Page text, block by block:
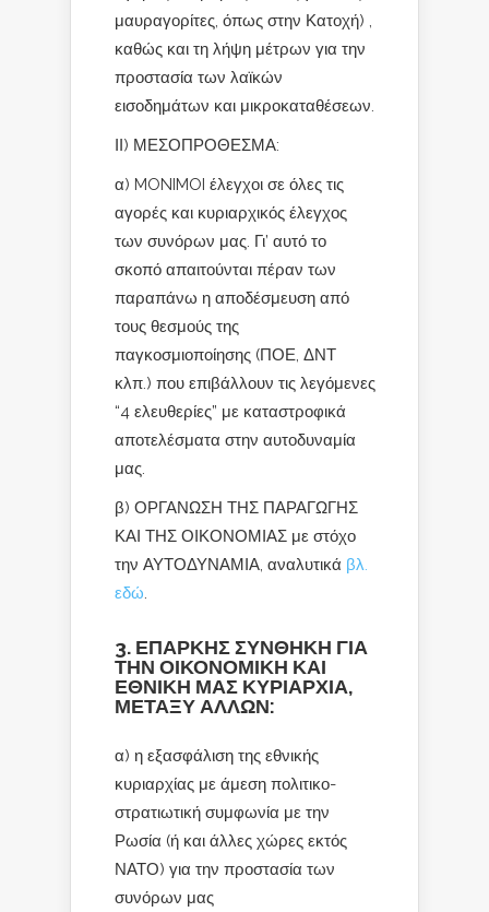
μαυραγορίτες, όπως στην Κατοχή) ,
καθώς και τη λήψη μέτρων για την
προστασία των λαϊκών
εισοδημάτων και μικροκαταθέσεων.
ΙΙ) ΜΕΣΟΠΡΟΘΕΣΜΑ:
α) MONIMOI έλεγχοι σε όλες τις
αγορές και κυριαρχικός έλεγχος
των συνόρων μας. Γι’ αυτό το
σκοπό απαιτούνται πέραν των
παραπάνω η αποδέσμευση από
τους θεσμούς της
παγκοσμιοποίησης (ΠΟΕ, ΔΝΤ
κλπ.) που επιβάλλουν τις λεγόμενες
“4 ελευθερίες” με καταστροφικά
αποτελέσματα στην αυτοδυναμία
μας.
β) ΟΡΓΑΝΩΣΗ ΤΗΣ ΠΑΡΑΓΩΓΗΣ
ΚΑΙ ΤΗΣ ΟΙΚΟΝΟΜΙΑΣ με στόχο
την ΑΥΤΟΔΥΝΑΜΙΑ, αναλυτικά βλ.
εδώ.
3. ΕΠΑΡΚΗΣ ΣΥΝΘΗΚΗ ΓΙΑ
ΤΗΝ ΟΙΚΟΝΟΜΙΚΗ ΚΑΙ
ΕΘΝΙΚΗ ΜΑΣ ΚΥΡΙΑΡΧΙΑ,
ΜΕΤΑΞΥ ΑΛΛΩΝ:
α) η εξασφάλιση της εθνικής
κυριαρχίας με άμεση πολιτικο-
στρατιωτική συμφωνία με την
Ρωσία (ή και άλλες χώρες εκτός
ΝΑΤΟ) για την προστασία των
συνόρων μας